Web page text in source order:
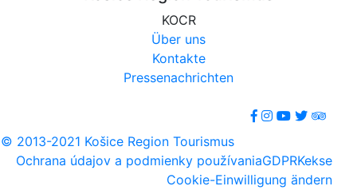
KOCR
Über uns
Kontakte
Pressenachrichten
© 2013-2021 Košice Region Tourismus
Ochrana údajov a podmienky používaniaGDPRKekse
Cookie-Einwilligung ändern